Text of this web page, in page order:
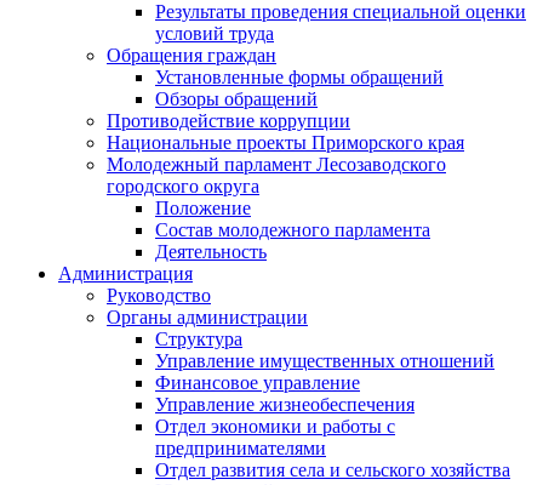
Результаты проведения специальной оценки
условий труда
Обращения граждан
Установленные формы обращений
Обзоры обращений
Противодействие коррупции
Национальные проекты Приморского края
Молодежный парламент Лесозаводского
городского округа
Положение
Состав молодежного парламента
Деятельность
Администрация
Руководство
Органы администрации
Структура
Управление имущественных отношений
Финансовое управление
Управление жизнеобеспечения
Отдел экономики и работы с
предпринимателями
Отдел развития села и сельского хозяйства